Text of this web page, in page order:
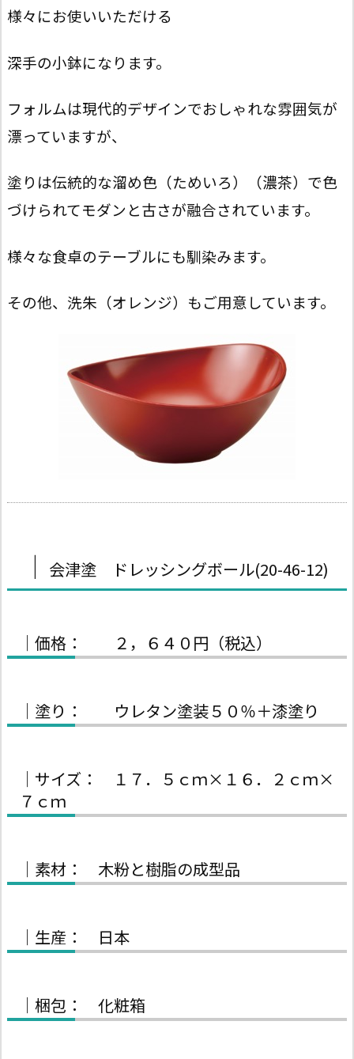
様々にお使いいただける
深手の小鉢になります。
フォルムは現代的デザインでおしゃれな雰囲気が
漂っていますが、
塗りは伝統的な溜め色（ためいろ）（濃茶）で色
づけられてモダンと古さが融合されています。
様々な食卓のテーブルにも馴染みます。
その他、洗朱（オレンジ）もご用意しています。
｜ 会津塗 ドレッシングボール(20-46-12)
｜価格： ２，６４０円（税込）
｜塗り： ウレタン塗装５０％＋漆塗り
｜サイズ： １７．５ｃｍ×１６．２ｃｍ×
７ｃｍ
｜素材： 木粉と樹脂の成型品
｜生産： 日本
｜梱包： 化粧箱